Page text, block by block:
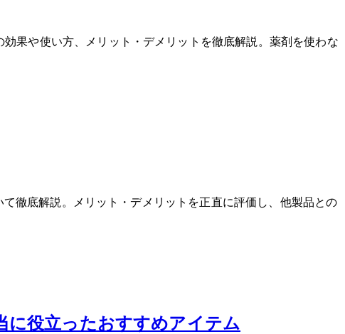
の効果や使い方、メリット・デメリットを徹底解説。薬剤を使わな
ついて徹底解説。メリット・デメリットを正直に評価し、他製品との
に役立ったおすすめアイテム